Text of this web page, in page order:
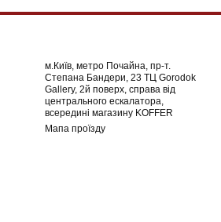
м.Київ, метро Почайна, пр-т.
Степана Бандери, 23 ТЦ Gorodok
Gallery, 2й поверх, справа від
центрального ескалатора,
всередині магазину KOFFER
Мапа проїзду